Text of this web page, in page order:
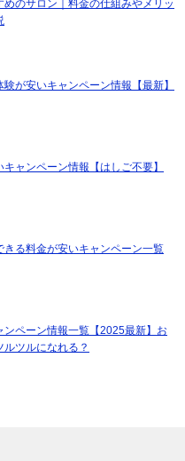
のサロン｜料金の仕組みやメリッ
が安いキャンペーン情報【最新】
ャンペーン情報【はしご不要】
る料金が安いキャンペーン一覧
ペーン情報一覧【2025最新】お
ツルになれる？